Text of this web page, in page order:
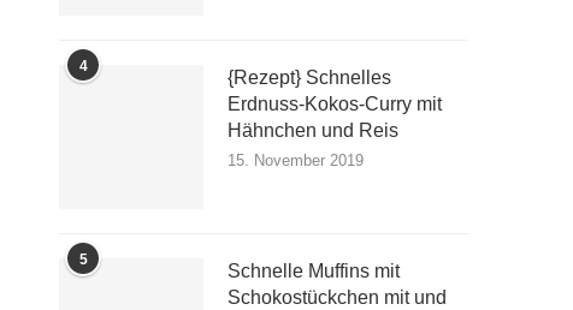
4
{Rezept} Schnelles
Erdnuss-Kokos-Curry mit
Hähnchen und Reis
15. November 2019
5
Schnelle Muffins mit
Schokostückchen mit und